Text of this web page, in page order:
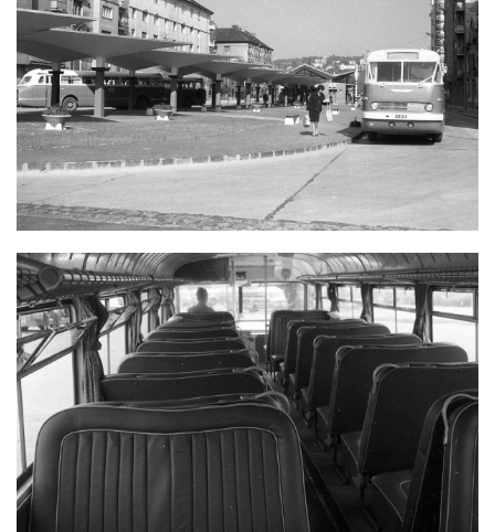
KOSZTOLÁNYI DEZSŐ TÉR AUTÓBUSZ
ÁLLOMÁS. IKARUS 66 TÍPUS ÜZEMBE
HELYEZÉS
IKARUS 66 BELSŐ TERE